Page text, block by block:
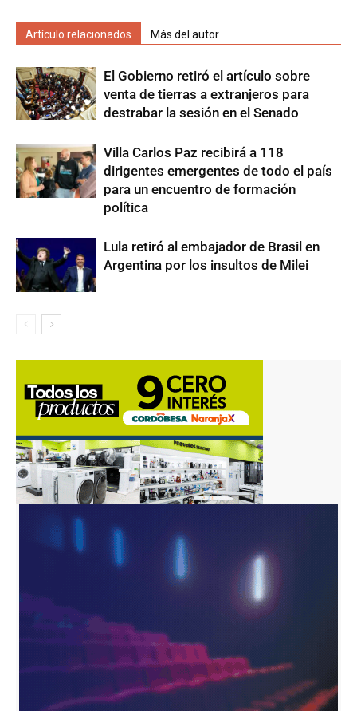
Artículo relacionados Más del autor
El Gobierno retiró el artículo sobre
venta de tierras a extranjeros para
destrabar la sesión en el Senado
Villa Carlos Paz recibirá a 118
dirigentes emergentes de todo el país
para un encuentro de formación
política
Lula retiró al embajador de Brasil en
Argentina por los insultos de Milei